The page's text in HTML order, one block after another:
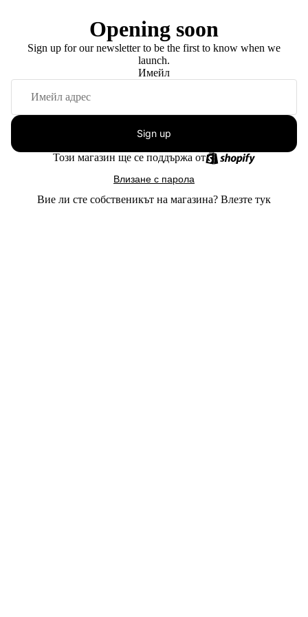
Opening soon
Sign up for our newsletter to be the first to know when we
launch.
Имейл
Sign up
Този магазин ще се поддържа от
Влизане с парола
Вие ли сте собственикът на магазина? Влезте тук